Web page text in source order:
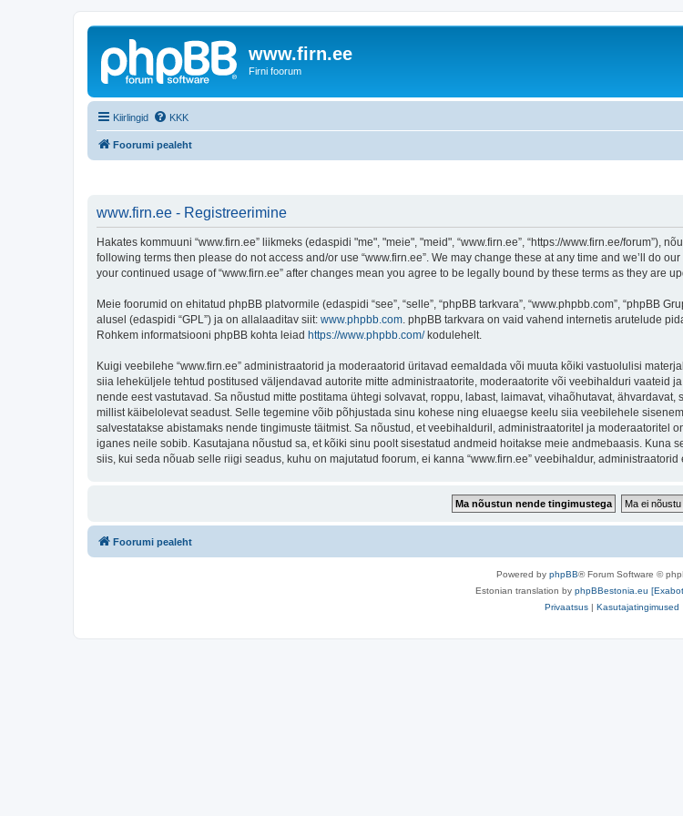
www.firn.ee
Firni foorum
Kiirlingid KKK
Foorumi pealeht
www.firn.ee - Registreerimine
Hakates kommuuni “www.firn.ee” liikmeks (edaspidi "me", "meie", "meid", “www.firn.ee”, “https://www.firn.ee/forum”),
following terms then please do not access and/or use “www.firn.ee”. We may change these at any time and we’ll do
your continued usage of “www.firn.ee” after changes mean you agree to be legally bound by these terms as they are
Meie foorumid on ehitatud phpBB platvormile (edaspidi “see”, “selle”, “phpBB tarkvara”, “www.phpbb.com”, “phpBB
alusel (edaspidi “GPL”) ja on allalaaditav siit: www.phpbb.com. phpBB tarkvara on vaid vahend internetis arutelude
Rohkem informatsiooni phpBB kohta leiad https://www.phpbb.com/kodulehelt.
Kuigi veebilehe “www.firn.ee” administraatorid ja moderaatorid üritavad eemaldada või muuta kõiki vastuolulisi
siia leheküljele tehtud postitused väljendavad autorite mitte administraatorite, moderaatorite või veebihalduri vaateid
nende eest vastutavad. Sa nõustud mitte postitama ühtegi solvavat, roppu, labast, laimavat, vihaõhutavat,
millist käibelolevat seadust. Selle tegemine võib põhjustada sinu kohese ning eluaegse keelu siia veebilehele
salvestatakse abistamaks nende tingimuste täitmist. Sa nõustud, et veebihalduril, administraatoritel ja
iganes neile sobib. Kasutajana nõustud sa, et kõiki sinu poolt sisestatud andmeid hoitakse meie andmebaasis.
siis, kui seda nõuab selle riigi seadus, kuhu on majutatud foorum, ei kanna “www.firn.ee” veebihaldur,
Foorumi pealeht
Powered by phpBB® Forum Software ©
Estonian translation by phpBBestonia.eu
Privaatsus | Kasutajatingimused